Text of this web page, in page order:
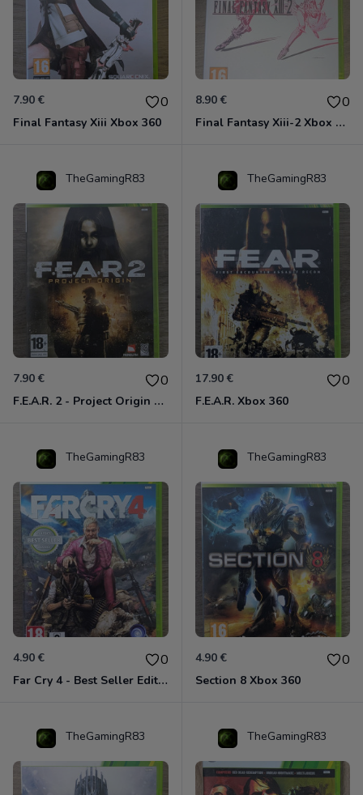
7.90 € 0
Final Fantasy Xiii Xbox 360
8.90 € 0
Final Fantasy Xiii-2 Xbox 360
TheGamingR83
7.90 € 0
F.E.A.R. 2 - Project Origin Xbox 360
TheGamingR83
17.90 € 0
F.E.A.R. Xbox 360
TheGamingR83
4.90 € 0
Far Cry 4 - Best Seller Edition Xbox 360
TheGamingR83
4.90 € 0
Section 8 Xbox 360
TheGamingR83 TheGamingR83